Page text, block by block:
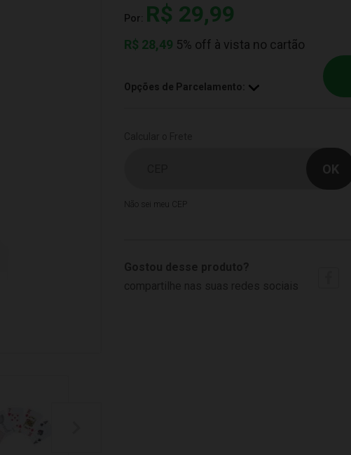
Por: R$ 29,99
R$ 28,49 5% off à vista no cartão
Opções de Parcelamento:
Não sei meu CEP